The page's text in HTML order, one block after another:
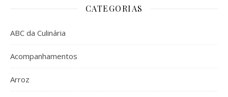
CATEGORIAS
ABC da Culinária
Acompanhamentos
Arroz